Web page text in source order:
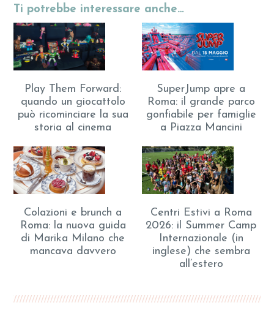
Ti potrebbe interessare anche…
Play Them Forward:
quando un giocattolo
può ricominciare la sua
storia al cinema
SuperJump apre a
Roma: il grande parco
gonfiabile per famiglie
a Piazza Mancini
Colazioni e brunch a
Roma: la nuova guida
di Marika Milano che
mancava davvero
Centri Estivi a Roma
2026: il Summer Camp
Internazionale (in
inglese) che sembra
all’estero